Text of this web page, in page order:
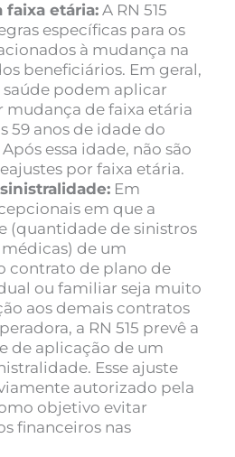
faixa etária: A RN 515
específicas para os
à mudança na
beneficiários. Em geral,
saúde podem aplicar
mudança de faixa etária
59 anos de idade do
essa idade, não são
por faixa etária.
Em
em que a
(quantidade de sinistros
de um
contrato de plano de
ou familiar seja muito
aos demais contratos
a RN 515 prevê a
de aplicação de um
Esse ajuste
autorizado pela
objetivo evitar
financeiros nas